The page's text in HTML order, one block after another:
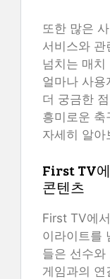
또한 많은
서비스와 관
넘치는 매
얼마나 사용
더 궁금한
흥미로운 축
자세히 알아
First TV
콘텐츠
First TV에
이라이트를
들은 선수와
게임과의 연